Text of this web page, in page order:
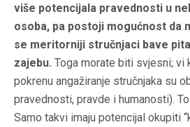
više potencijala pravednosti u
osoba, pa postoji mogućnost da
se meritorniji stručnjaci bave
zajebu. Toga morate biti svjesni; vi
pokrenu angažiranje stručnjaka su
pravednosti, pravde i humanosti).
Samo takvi imaju potencijal okupiti